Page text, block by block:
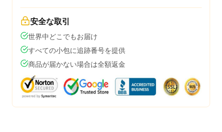
安全な取引
世界中どこでもお届け
すべての小包に追跡番号を提供
商品が届かない場合は全額返金